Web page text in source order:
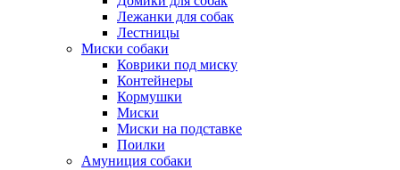
Лежанки для собак
Лестницы
Миски собаки
Коврики под миску
Контейнеры
Кормушки
Миски
Миски на подставке
Поилки
Амуниция собаки